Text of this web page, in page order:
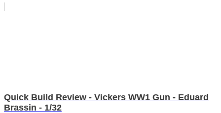
Quick Build Review - Vickers WW1 Gun - Eduard
Brassin - 1/32